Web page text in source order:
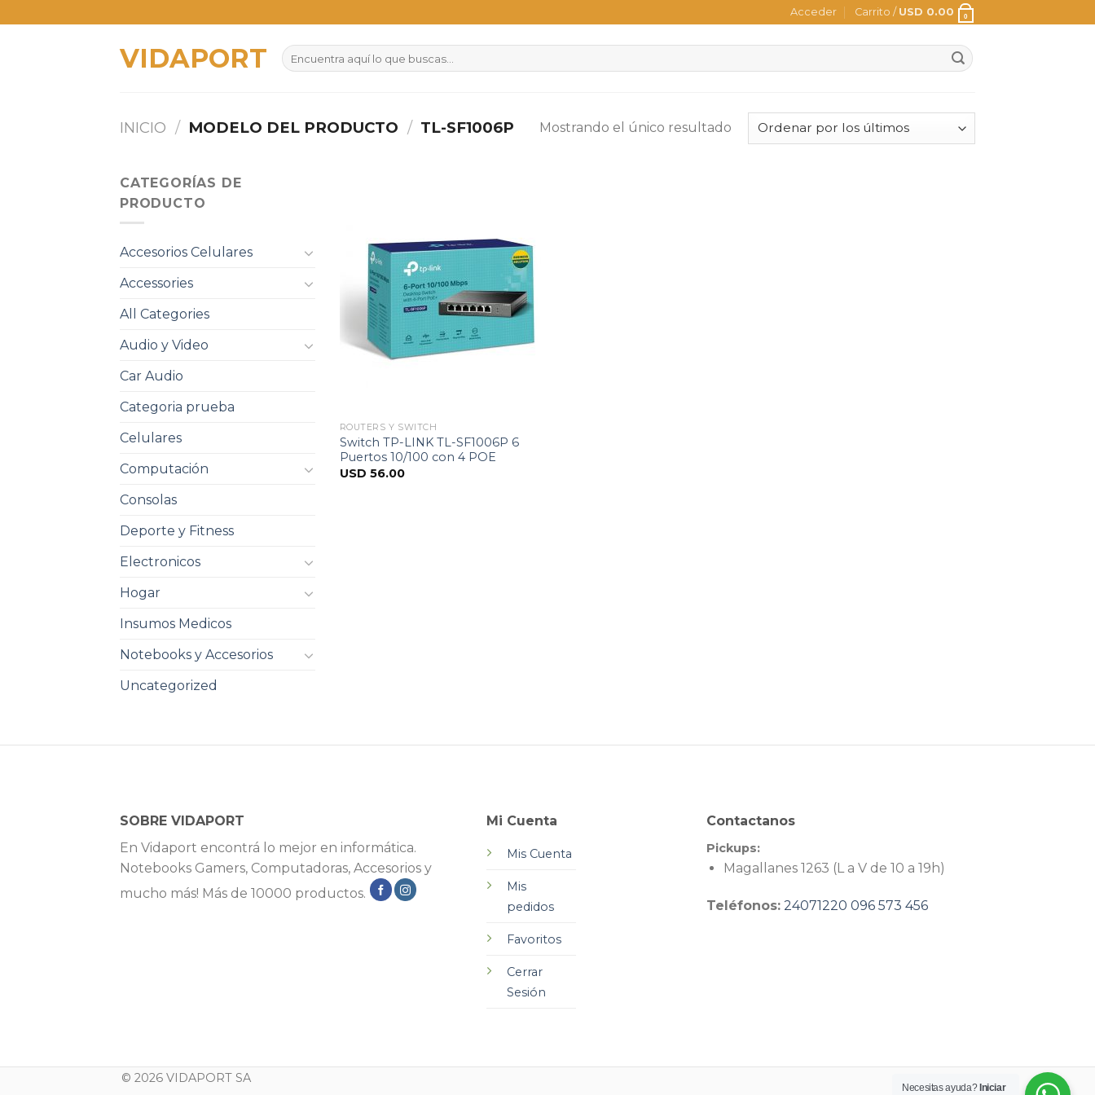
to
Acceder Carrito / USD 0.00 0
VIDAPORT
Buscar
por:
INICIO / MODELO DEL PRODUCTO / TL-SF1006P Mostrando el único resultado
CATEGORÍAS DE
PRODUCTO
Accesorios Celulares
Accessories
All Categories
Audio y Video
Car Audio
Categoria prueba
Celulares
Computación
Consolas
Deporte y Fitness
Electronicos
Hogar
Insumos Medicos
Notebooks y Accesorios
Uncategorized
ROUTERS Y SWITCH
Switch TP-LINK TL-SF1006P 6
Puertos 10/100 con 4 POE
USD 56.00
SOBRE VIDAPORT
En Vidaport encontrá lo mejor en informática.
Notebooks Gamers, Computadoras, Accesorios y
mucho más! Más de 10000 productos.
Mi Cuenta
Mis Cuenta
Mis
pedidos
Favoritos
Cerrar
Sesión
Contactanos
Pickups:
Magallanes 1263 (L a V de 10 a 19h)
Teléfonos: 24071220 096 573 456
© 2026 VIDAPORT SA
Necesitas ayuda? Iniciar